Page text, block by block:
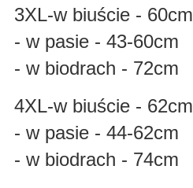
3XL-w biuście - 60cm
- w pasie - 43-60cm
- w biodrach - 72cm
4XL-w biuście - 62cm
- w pasie - 44-62cm
- w biodrach - 74cm